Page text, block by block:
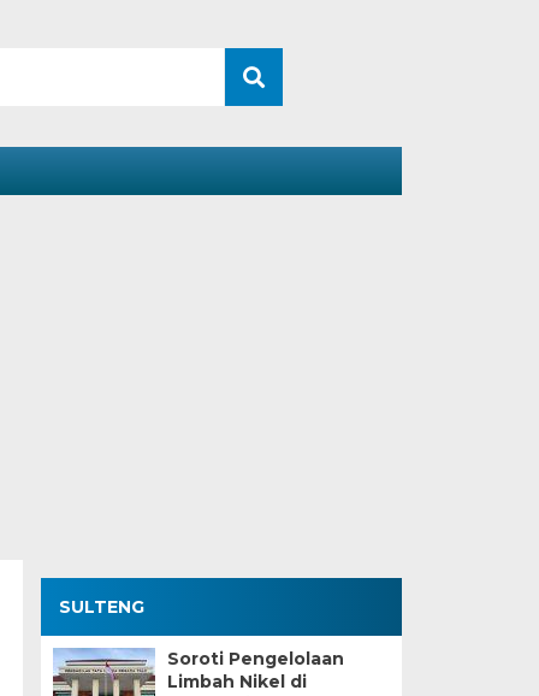
SULTENG
Soroti Pengelolaan
Limbah Nikel di